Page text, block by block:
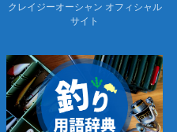
クレイジーオーシャン オフィシャル
サイト